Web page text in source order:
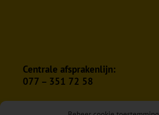
Centrale afsprakenlijn:
077 – 351 72 58
Login Intranet